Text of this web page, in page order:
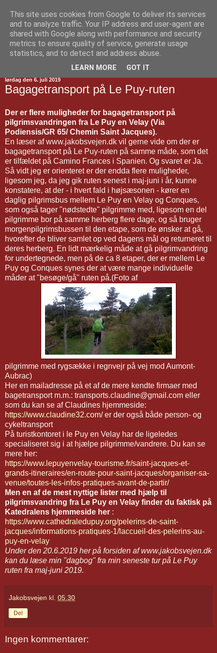
Jakobsvejen
lørdag den 6. juli 2019
Bagagetransport på Le Puy-ruten
Der er flere muligheder for bagagetransport på
pilgrimsvandringen fra Le Puy en Velay (Via
Podiensis/GR 65/ Chemin Saint Jacques).
En læser af www.jakobsvejen.dk vil gerne vide om der er
bagagetransport på Le Puy-ruten på samme måde, som det
er tilfældet på Camino Frances i Spanien. Og svaret er Ja.
Så vidt jeg er orienteret er der endda flere muligheder,
ligesom jeg, da jeg gik ruten senest i maj-juni i år, kunne
konstatere, at der - i hvert fald i højsæsonen - kører en
daglig pilgrimsbus mellem Le Puy en Velay og Conques,
som også tager "nødstedte" pilgrimme med, ligesom en del
pilgrimme bor på samme herberg flere dage, og så bruger
morgenpilgrimsbussen til den etape, som de ønsker at gå,
hvorefter de bliver samlet op ved dagens mål og returneret til
deres herberg. En lidt mærkelig måde at gå pilgrimvandring
for undertegnede, men på de ca 8 etaper, der er mellem Le
Puy og Conques synes der at være mange individuelle
måder at "besøge/gå" ruten på.(Foto af
pilgrimme med rygsække i regnvejr på vej mod Aumont-
Aubrac)
Her en mailadresse på et af de mere kendte firmaer med
bagetransport m.m.: transports.claudine@gmail.com eller
som du kan se af Claudines hjemmeside:
https://www.claudine32.com/er der også både person- og
cykeltransport
På turistkontoret i le Puy en Velay har de ligeledes
specialiseret sig i at hjælpe pilgrimme/vandrere. Du kan se
mere her:
https://www.lepuyenvelay-tourisme.fr/saint-jacques-et-
grands-itineraires/en-route-pour-saint-jacques/organiser-sa-
venue/toutes-les-infos-pratiques-avant-de-partir/
Men en af de mest nyttige lister med hjælp til
pilgrimsvandring fra Le Puy en Velay finder du faktisk på
Katedralens hjemmeside her :
https://www.cathedraledupuy.org/pelerins-de-saint-
jacques/informations-pratiques-1/laccueil-des-pelerins-au-
puy-en-velay
Under den 20.6.2019 her på forsiden af www.jakobsvejen.dk
kan du læse min "dagbog" fra min seneste tur på Le Puy
ruten fra maj-juni 2019.
Jakobsvejen kl. 05.30
Del
Ingen kommentarer:
This site uses cookies from Google to deliver its services
and to analyze traffic. Your IP address and user-agent are
shared with Google along with performance and security
metrics to ensure quality of service, generate usage
statistics, and to detect and address abuse.
LEARN MORE GOT IT